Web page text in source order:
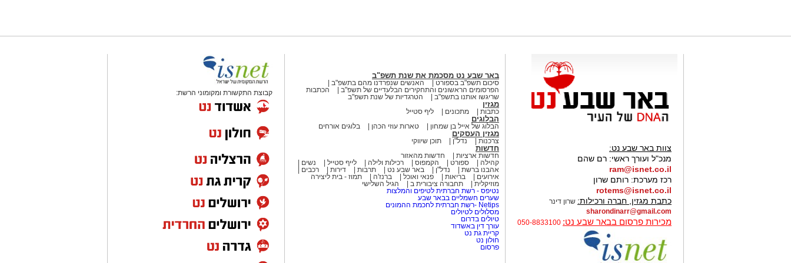
צוות באר שבע נט:
מנכ"ל ועורך ראשי: רם שהם
ram@isnet.co.il
רכז מערכת: רותם שרון
rotems@isnet.co.il
כתבת מגזין, חברה ורכילות: שרון דינר
sharondinarr@gmail.com
מכירות פרסום בבאר שבע נט: 050-8833100
באר שבע נט מסכמת את שנת תשפ"ב
סיכום תשפ"ב בספורט
האנשים שנפרדנו מהם בתשפ"ב
הפרסומים הראשונים והתחקירים הבלעדיים של תשפ"ב
הכתבות
שריגשו אותנו בתשפ"ב
הטרגדיות של שנת תשפ"ב
מגזין
כתבות מתכונים ליף סטייל
הבלוגים
הבלוג של אייל בן שמחון טארות עוזי הכהן בלוגים אורחים
מגזין העסקים
צרכנות נדל"ן תוכן שיווקי
חדשות
חדשות ארציות
חדשות מהאזור
קהילה
ספורט הקמפוס רכילות ולילה לייף סטייל
נשים
אהבנו ברשת
נדל"ן באר שבע נט תרבות דירות
רכבים
אירועים
בריאות פנאי ואוכל ברנז'ה
תמוז - בית ליצירה
מוזיקלית
תחבורה ציבורית ב
הגיל השלישי
נטיפס - רשת חברתית לטיפים והמלצות
שערים חשמליים בבאר שבע
Netips -רשת חברתית לחכמת ההמונים
מסלולים לטיולים
טיולים בדרום
עורך דין באשדוד
קריית גת נט
חולון נט
פרסום
קבוצת התקשורת ומקומוני הרשת: